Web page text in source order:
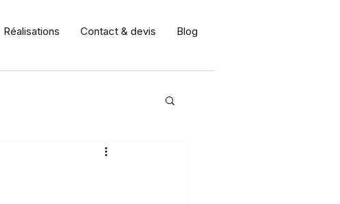
Réalisations Contact & devis Blog